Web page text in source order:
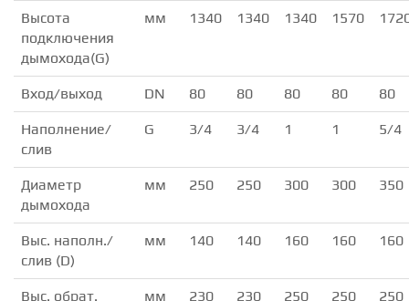
Высота
подключения
дымохода(G)
мм 1340 1340 1340 1570
Вход/выход DN 80 80 80 80 80
Наполнение/
слив
G 3/4 3/4 1 1 5/4
Диаметр
дымохода
мм 250 250 300 300 350
Выс. наполн./
слив (D)
мм 140 140 160 160 160
Выс. обрат. мм 230 230 250 250 250